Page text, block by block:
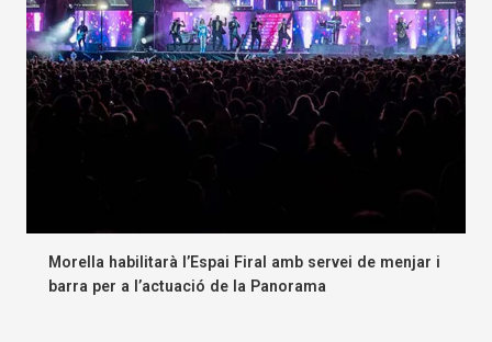
Morella habilitarà l’Espai Firal amb servei de menjar i
barra per a l’actuació de la Panorama